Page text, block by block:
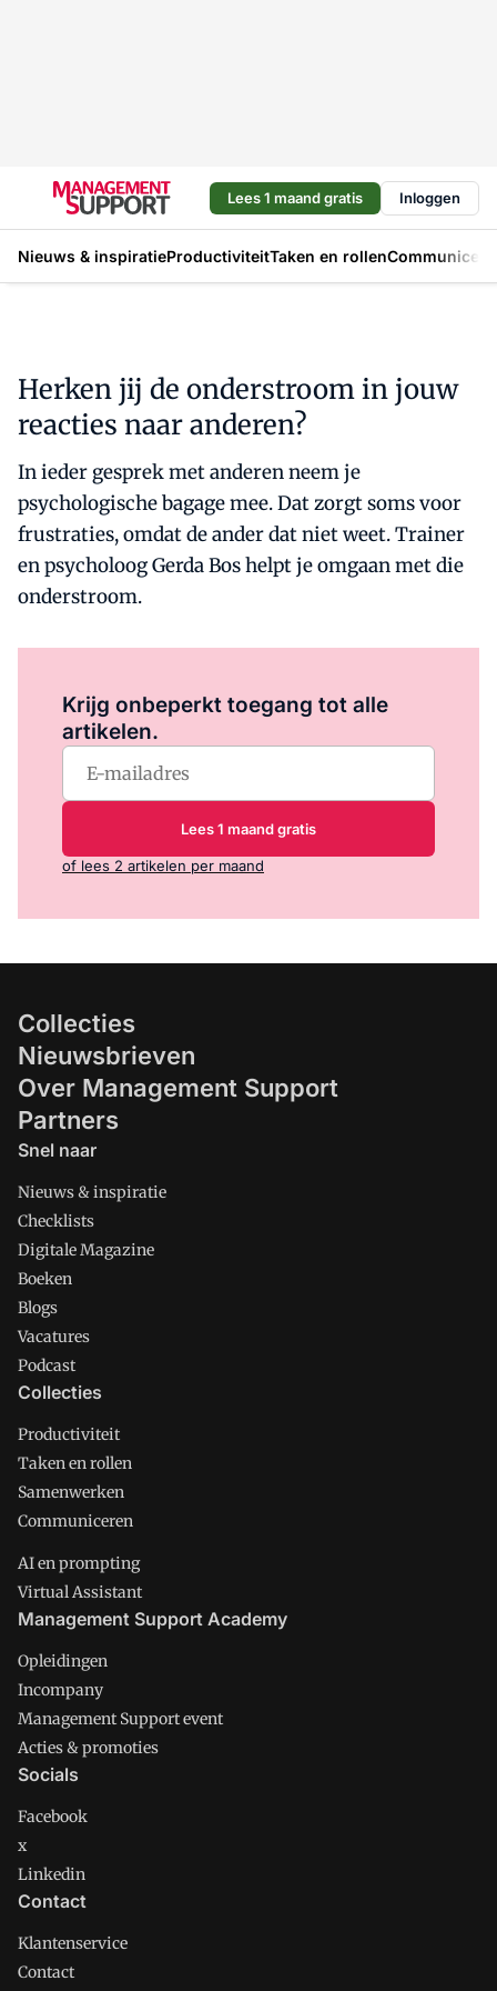
Lees 1 maand gratis Inloggen
Nieuws & inspiratieProductiviteitTaken en rollen
Herken jij de onderstroom in jouw
reacties naar anderen?
In ieder gesprek met anderen neem je
psychologische bagage mee. Dat zorgt soms voor
frustraties, omdat de ander dat niet weet. Trainer
en psycholoog Gerda Bos helpt je omgaan met die
onderstroom.
Krijg onbeperkt toegang tot alle
artikelen.
Lees 1 maand gratis
of lees 2 artikelen per maand
Collecties
Nieuwsbrieven
Over Management Support
Partners
Snel naar
Nieuws & inspiratie
Checklists
Digitale Magazine
Boeken
Blogs
Vacatures
Podcast
Collecties
Productiviteit
Taken en rollen
Samenwerken
Communiceren
AI en prompting
Virtual Assistant
Management Support Academy
Opleidingen
Incompany
Management Support event
Acties & promoties
Socials
Facebook
x
Linkedin
Contact
Klantenservice
Contact